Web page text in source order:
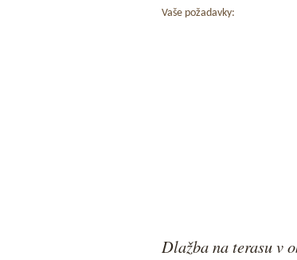
Vaše požadavky:
Dlažba na terasu v